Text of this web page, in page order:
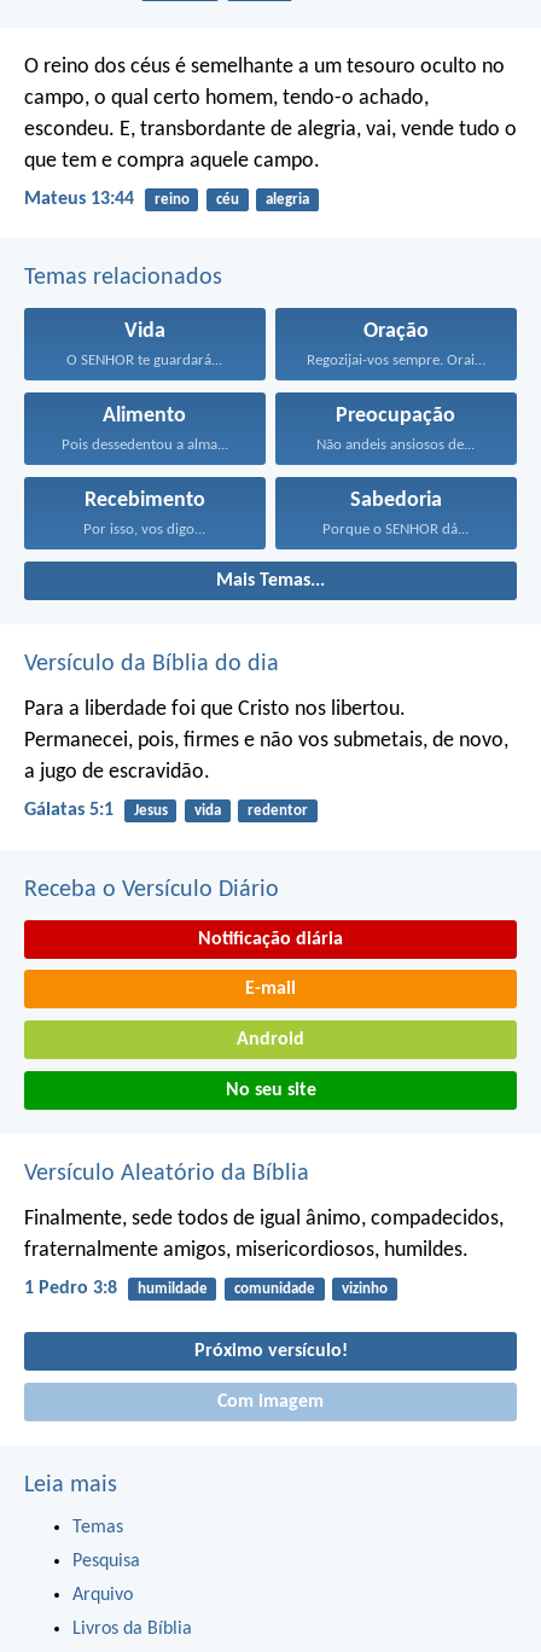
O reino dos céus é semelhante a um tesouro oculto no
campo, o qual certo homem, tendo-o achado,
escondeu. E, transbordante de alegria, vai, vende tudo o
que tem e compra aquele campo.
Mateus 13:44 reino céu alegria
Temas relacionados
Vida
O SENHOR te guardará...
Oração
Regozijai-vos sempre. Orai sem...
Alimento
Pois dessedentou a alma...
Preocupação
Não andeis ansiosos de...
Recebimento
Por isso, vos digo...
Sabedoria
Porque o SENHOR dá...
Mais Temas...
Versículo da Bíblia do dia
Para a liberdade foi que Cristo nos libertou.
Permanecei, pois, firmes e não vos submetais, de novo,
a jugo de escravidão.
Gálatas 5:1 Jesus vida redentor
Receba o Versículo Diário
Notificação diária
E-mail
Android
No seu site
Versículo Aleatório da Bíblia
Finalmente, sede todos de igual ânimo, compadecidos,
fraternalmente amigos, misericordiosos, humildes.
1 Pedro 3:8 humildade comunidade vizinho
Próximo versículo!
Com imagem
Leia mais
Temas
Pesquisa
Arquivo
Livros da Bíblia